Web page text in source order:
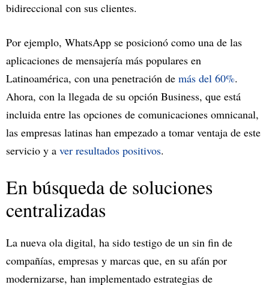
bidireccional con sus clientes.
Por ejemplo, WhatsApp se posicionó como una de las
aplicaciones de mensajería más populares en
Latinoamérica, con una penetración de más del 60%.
Ahora, con la llegada de su opción Business, que está
incluida entre las opciones de comunicaciones omnicanal,
las empresas latinas han empezado a tomar ventaja de este
servicio y a ver resultados positivos.
En búsqueda de soluciones
centralizadas
La nueva ola digital, ha sido testigo de un sin fin de
compañías, empresas y marcas que, en su afán por
modernizarse, han implementado estrategias de